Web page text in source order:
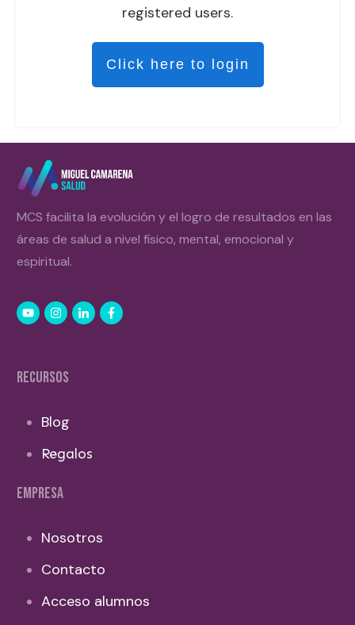
registered users.
Click here to login
MCS facilita la evolución y el logro de resultados en las
áreas de salud a nivel físico, mental, emocional y
espiritual.
RECURSOS
Blog
Regalos
EMPRESA
Nosotros
Contacto
Acceso alumnos